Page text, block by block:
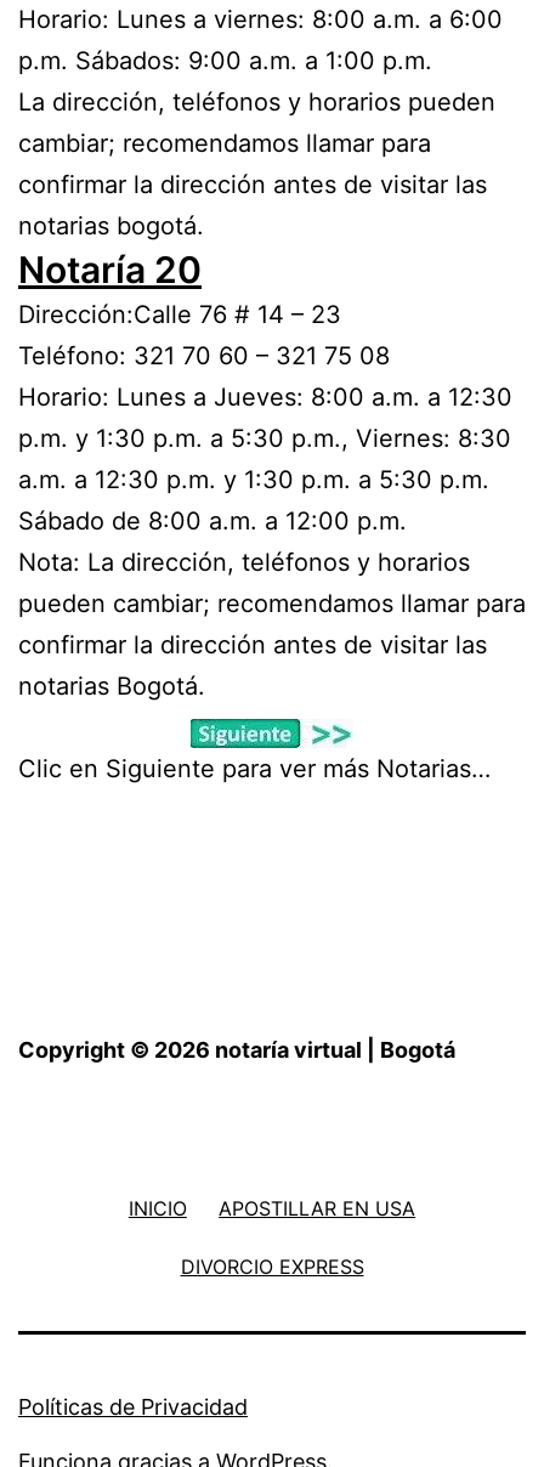
Horario: Lunes a viernes: 8:00 a.m. a 6:00
p.m. Sábados: 9:00 a.m. a 1:00 p.m.
La dirección, teléfonos y horarios pueden
cambiar; recomendamos llamar para
confirmar la dirección antes de visitar las
notarias bogotá.
Notaría 20
Dirección:Calle 76 # 14 – 23
Teléfono: 321 70 60 – 321 75 08
Horario: Lunes a Jueves: 8:00 a.m. a 12:30
p.m. y 1:30 p.m. a 5:30 p.m., Viernes: 8:30
a.m. a 12:30 p.m. y 1:30 p.m. a 5:30 p.m.
Sábado de 8:00 a.m. a 12:00 p.m.
Nota: La dirección, teléfonos y horarios
pueden cambiar; recomendamos llamar para
confirmar la dirección antes de visitar las
notarias Bogotá.
Clic en Siguiente para ver más Notarias…
Copyright © 2026 notaría virtual | Bogotá
INICIO APOSTILLAR EN USA
DIVORCIO EXPRESS
Políticas de Privacidad
Funciona gracias a WordPress